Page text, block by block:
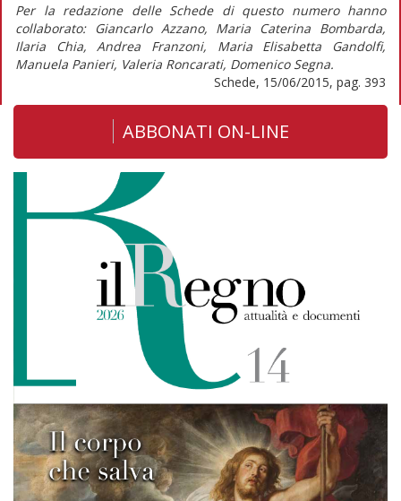
Per la redazione delle Schede di questo numero hanno
collaborato: Giancarlo Azzano, Maria Caterina Bombarda,
Ilaria Chia, Andrea Franzoni, Maria Elisabetta Gandolfi,
Manuela Panieri, Valeria Roncarati, Domenico Segna.
Schede, 15/06/2015, pag. 393
ABBONATI ON-LINE